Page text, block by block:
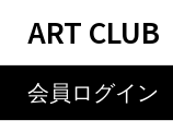
ART CLUB
会員ログイン